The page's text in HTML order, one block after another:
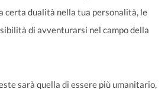
certa dualità nella tua personalità, le
di avventurarsi nel campo della
sarà quella di essere più umanitario,